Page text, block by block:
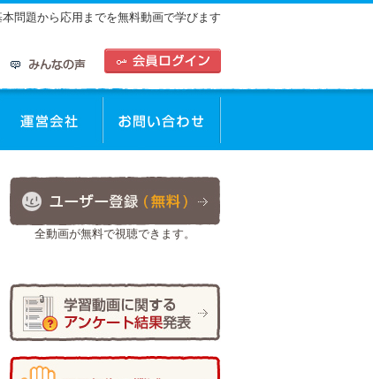
問題から応用までを無料動画で学びます
画を使った学習方法運営会社 お問合せ
全動画が無料で視聴できます。